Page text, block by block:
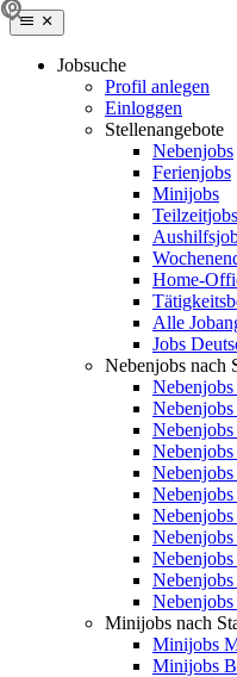
Jobsuche
Profil anlegen
Einloggen
Stellenangebote
Nebenjobs
Ferienjobs
Minijobs
Teilzeitjobs
Home-
Alle
Jobs
Nebenjobs nach
Minijobs nach
Minijobs
Minijobs